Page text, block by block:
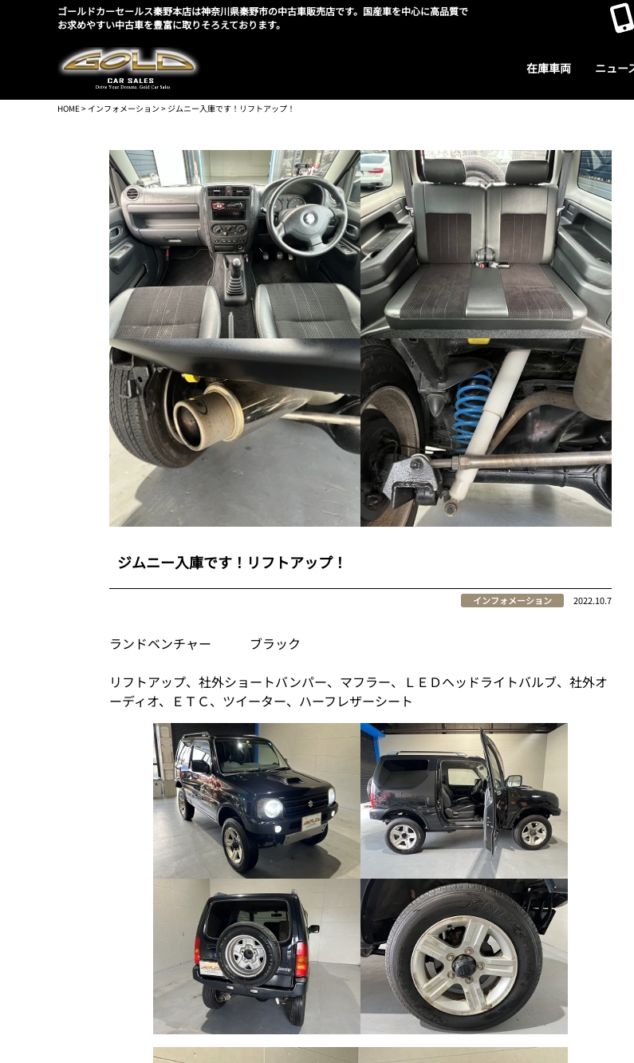
ゴールドカーセールス秦野本店は神奈川県秦野市の中古車販売店です。国産車を中心に高品質で
お求めやすい中古車を豊富に取りそろえております。
在庫車両 ニュー
HOME> インフォメーション > ジムニー入庫です！リフトアップ！
ジムニー入庫です！リフトアップ！
インフォメーション 2022.10.7
ランドベンチャー ブラック
リフトアップ、社外ショートバンパー、マフラー、ＬＥＤヘッドライトバルブ、社外オ
ーディオ、ＥＴＣ、ツイーター、ハーフレザーシート